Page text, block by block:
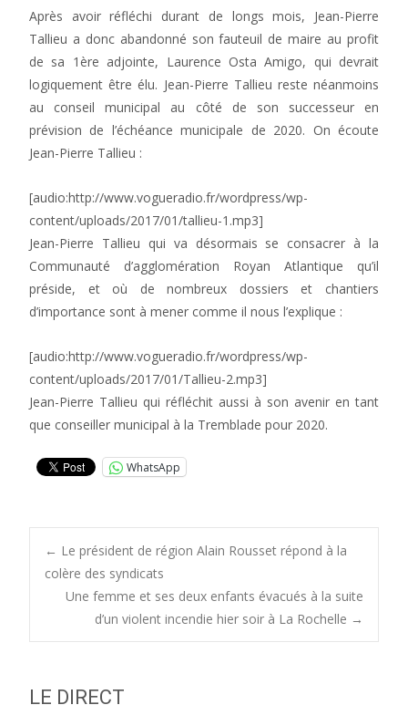
Après avoir réfléchi durant de longs mois, Jean-Pierre
Tallieu a donc abandonné son fauteuil de maire au profit
de sa 1ère adjointe, Laurence Osta Amigo, qui devrait
logiquement être élu. Jean-Pierre Tallieu reste néanmoins
au conseil municipal au côté de son successeur en
prévision de l’échéance municipale de 2020. On écoute
Jean-Pierre Tallieu :
[audio:http://www.vogueradio.fr/wordpress/wp-
content/uploads/2017/01/tallieu-1.mp3]
Jean-Pierre Tallieu qui va désormais se consacrer à la
Communauté d’agglomération Royan Atlantique qu’il
préside, et où de nombreux dossiers et chantiers
d’importance sont à mener comme il nous l’explique :
[audio:http://www.vogueradio.fr/wordpress/wp-
content/uploads/2017/01/Tallieu-2.mp3]
Jean-Pierre Tallieu qui réfléchit aussi à son avenir en tant
que conseiller municipal à la Tremblade pour 2020.
WhatsApp
Post
navigation
← Le président de région Alain Rousset répond à la
colère des syndicats
Une femme et ses deux enfants évacués à la suite
d’un violent incendie hier soir à La Rochelle →
LE DIRECT